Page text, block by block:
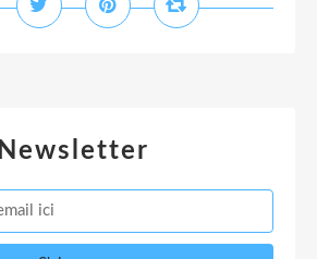
Newsletter